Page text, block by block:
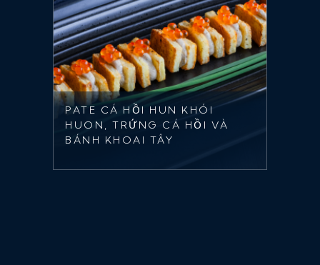
PATE CÁ HỒI HUN KHÓI
HUON, TRỨNG CÁ HỒI VÀ
BÁNH KHOAI TÂY